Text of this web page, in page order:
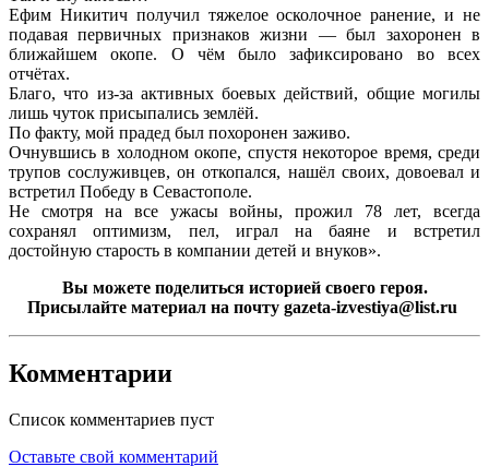
Ефим Никитич получил тяжелое осколочное ранение, и не
подавая первичных признаков жизни — был захоронен в
ближайшем окопе. О чём было зафиксировано во всех
отчётах.
Благо, что из-за активных боевых действий, общие могилы
лишь чуток присыпались землёй.
По факту, мой прадед был похоронен заживо.
Очнувшись в холодном окопе, спустя некоторое время, среди
трупов сослуживцев, он откопался, нашёл своих, довоевал и
встретил Победу в Севастополе.
Не смотря на все ужасы войны, прожил 78 лет, всегда
сохранял оптимизм, пел, играл на баяне и встретил
достойную старость в компании детей и внуков».
Вы можете поделиться историей своего героя.
Присылайте материал на почту gazeta-izvestiya@list.ru
Комментарии
Список комментариев пуст
Оставьте свой комментарий